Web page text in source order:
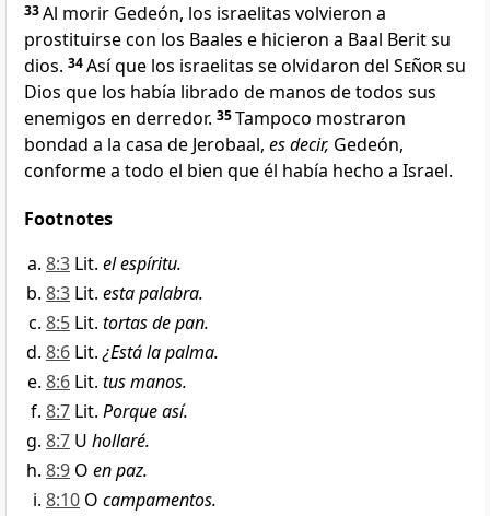
33Al morir Gedeón, los israelitas volvieron a
prostituirse con los Baales e hicieron a Baal Berit su
dios. 34Así que los israelitas se olvidaron del Señorsu
Dios que los había librado de manos de todos sus
enemigos en derredor. 35Tampoco mostraron
bondad a la casa de Jerobaal, es decir, Gedeón,
conforme a todo el bien que él había hecho a Israel.
Footnotes
8:3 Lit. el espíritu.
8:3 Lit. esta palabra.
8:5 Lit. tortas de pan.
8:6 Lit.¿Está la palma.
8:6 Lit. tus manos.
8:7 Lit. Porque así.
8:7 U hollaré.
8:9 O en paz.
8:10 O campamentos.